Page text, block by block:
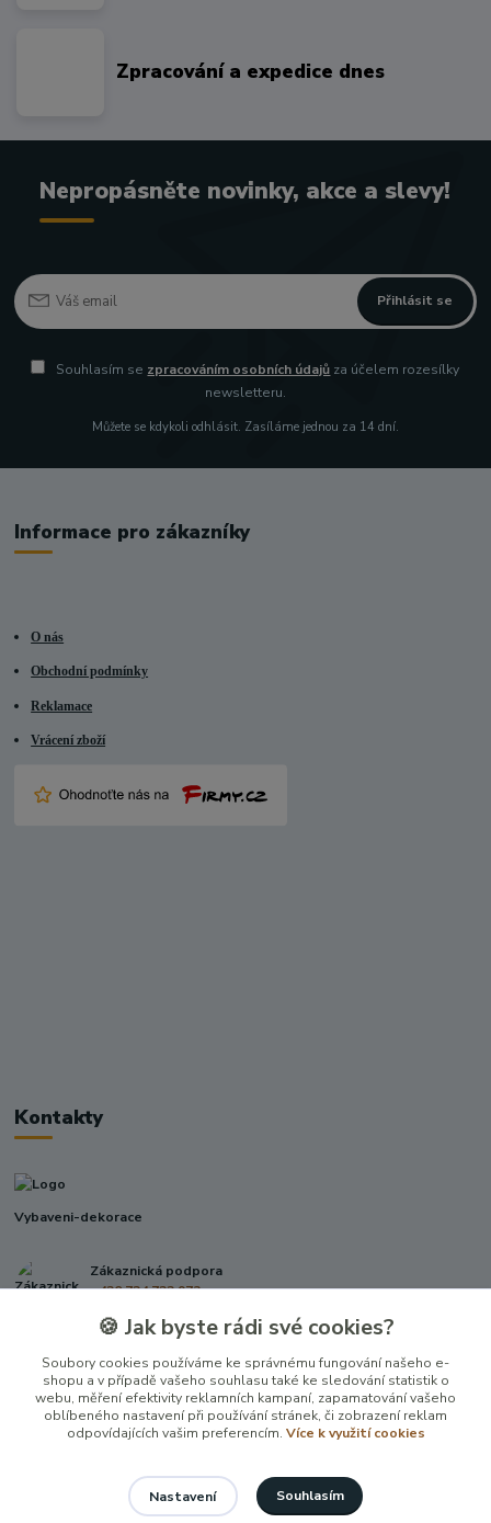
Zpracování a expedice dnes
Nepropásněte novinky, akce a slevy!
Přihlásit se
Souhlasím se zpracováním osobních údajů za účelem rozesílky
newsletteru.
Můžete se kdykoli odhlásit. Zasíláme jednou za 14 dní.
Informace pro zákazníky
O nás
Obchodní podmínky
Reklamace
Vrácení zboží
Kontakty
Vybaveni-dekorace
Zákaznická podpora
+420 724 722 973
info@vybaveni-dekorace.cz
Vytvořeno na Eshop-rychle.cz
🍪 Jak byste rádi své cookies?
Soubory cookies používáme ke správnému fungování našeho e-
shopu a v případě vašeho souhlasu také ke sledování statistik o
webu, měření efektivity reklamních kampaní, zapamatování vašeho
oblíbeného nastavení při používání stránek, či zobrazení reklam
odpovídajících vašim preferencím. Více k využití cookies
Nastavení Souhlasím